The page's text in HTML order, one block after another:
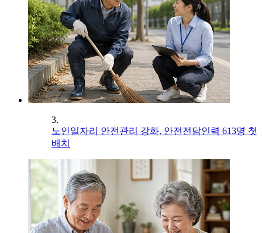
3.
노인일자리 안전관리 강화, 안전전담인력 613명 첫
배치